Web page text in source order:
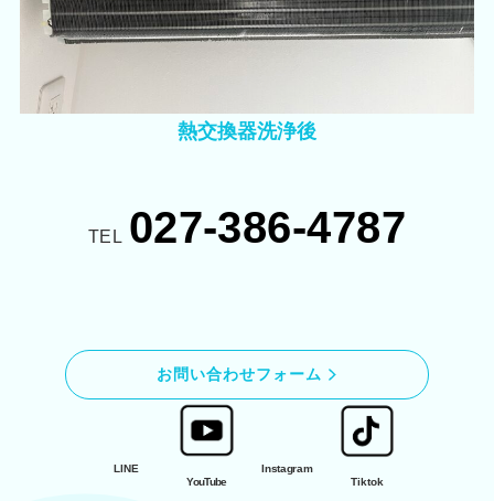
熱交換器洗浄後
TEL 027-386-4787
お問い合わせフォーム
LINE
YouTube
Instagram
Tiktok